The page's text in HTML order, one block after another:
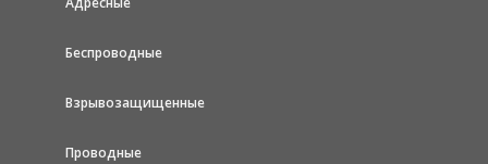
Беспроводные
Взрывозащищенные
Проводные